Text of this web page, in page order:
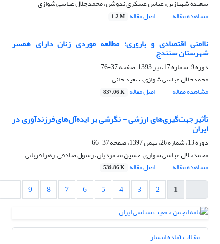
سعیده شهبازین، عباس عسکری ندوشن، محمدجلال عباسی شوازی
مشاهده مقاله
اصل مقاله 1.2 M
ناامنی اقتصادی و باروری: مطالعه موردی زنان دارای همسر
شهرستان سنندج
دوره 9، شماره 17، تیر 1393، صفحه
37-76
محمدجلال عباسی شوازی، سعید خانی
مشاهده مقاله
اصل مقاله 837.06 K
تأثیر جهت‌گیری‌های ارزشی - نگرشی بر ایده‌آل‌های فرزندآوری در
ایران
دوره 13، شماره 26، بهمن 1397، صفحه
37-66
محمدجلال عباسی شوازی، حسین محمودیان، رسول صادقی، زهرا قربانی
مشاهده مقاله
اصل مقاله 539.86 K
1
2
3
4
5
6
7
8
9
مقالات آماده انتشار